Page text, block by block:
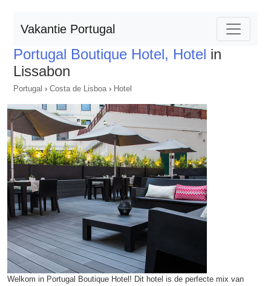
Vakantie Portugal
Portugal Boutique Hotel, Hotel in
Lissabon
Portugal › Costa de Lisboa› Hotel
Welkom in Portugal Boutique Hotel! Dit hotel is de perfecte mix van